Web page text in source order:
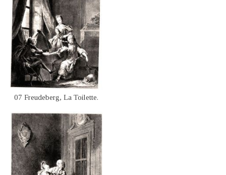
07 Freudeberg, La Toilette.